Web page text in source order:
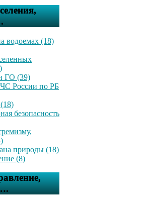
водоемах (18)
ГО (39)
России по РБ
безопасность
природы (18)
(8)